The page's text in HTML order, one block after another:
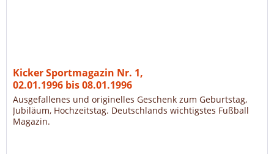
Kicker Sportmagazin Nr. 1,
02.01.1996 bis 08.01.1996
Ausgefallenes und originelles Geschenk zum Geburtstag,
Jubiläum, Hochzeitstag. Deutschlands wichtigstes Fußball
Magazin.